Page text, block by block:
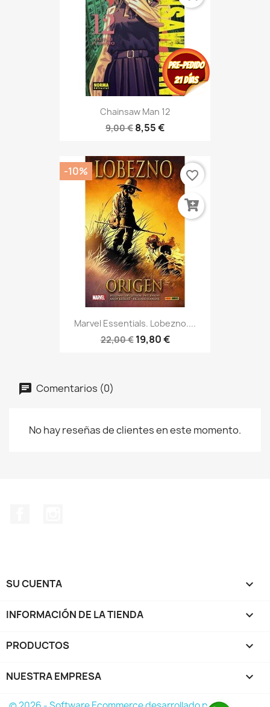
Chainsaw Man 12
9,00 € 8,55 €
Marvel Essentials. Lobezno....
22,00 € 19,80 €
-10% favorite_border
Comentarios (0)
No hay reseñas de clientes en este momento.
SU CUENTA 
INFORMACIÓN DE LA TIENDA keyboard_arrow_down
PRODUCTOS 
NUESTRA EMPRESA 